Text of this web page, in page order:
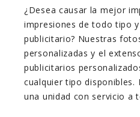
¿Desea causar la mejor
impresiones de todo tipo
publicitario? Nuestras
personalizadas y el
publicitarios
cualquier tipo disponibles.
una unidad con servicio a